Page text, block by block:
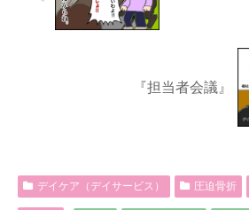
『担当者会議』
デイケア（デイサービス） 圧迫骨折